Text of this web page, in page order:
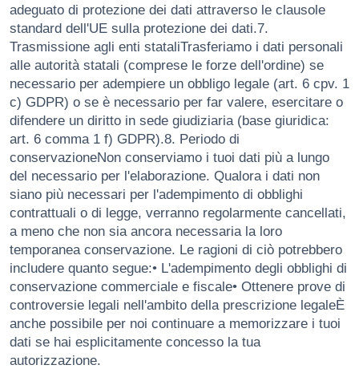
adeguato di protezione dei dati attraverso le clausole
standard dell'UE sulla protezione dei dati.7.
Trasmissione agli enti stataliTrasferiamo i dati personali
alle autorità statali (comprese le forze dell'ordine) se
necessario per adempiere un obbligo legale (art. 6 cpv. 1
c) GDPR) o se è necessario per far valere, esercitare o
difendere un diritto in sede giudiziaria (base giuridica:
art. 6 comma 1 f) GDPR).8. Periodo di
conservazioneNon conserviamo i tuoi dati più a lungo
del necessario per l'elaborazione. Qualora i dati non
siano più necessari per l'adempimento di obblighi
contrattuali o di legge, verranno regolarmente cancellati,
a meno che non sia ancora necessaria la loro
temporanea conservazione. Le ragioni di ciò potrebbero
includere quanto segue:• L'adempimento degli obblighi di
conservazione commerciale e fiscale• Ottenere prove di
controversie legali nell'ambito della prescrizione legaleÈ
anche possibile per noi continuare a memorizzare i tuoi
dati se hai esplicitamente concesso la tua
autorizzazione.